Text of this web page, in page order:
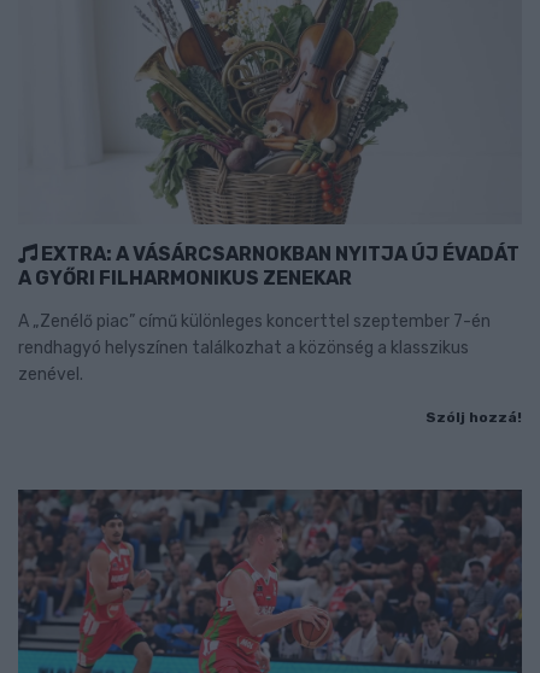
EXTRA: A VÁSÁRCSARNOKBAN NYITJA ÚJ ÉVADÁT
A GYŐRI FILHARMONIKUS ZENEKAR
A „Zenélő piac” című különleges koncerttel szeptember 7-én
rendhagyó helyszínen találkozhat a közönség a klasszikus
zenével.
Szólj hozzá!